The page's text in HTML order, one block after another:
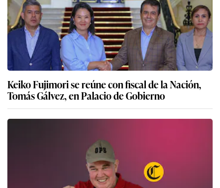
Keiko Fujimori se reúne con fiscal de la Nación,
Tomás Gálvez, en Palacio de Gobierno